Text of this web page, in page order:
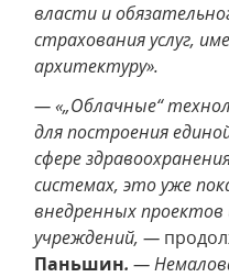
власти и
страхования услуг,
архитектуру».
— «„Облачные“
для построения
сфере
системах, это уже
внедренных
учреждений, —
Паньшин. —